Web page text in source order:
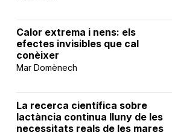
Calor extrema i nens: els
efectes invisibles que cal
conèixer
Mar Domènech
La recerca científica sobre
lactància continua lluny de les
necessitats reals de les mares